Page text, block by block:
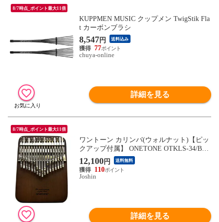
8/7時点_ポイント最大11倍
KUPPMEN MUSIC クップメン TwigStik Fla
t カーボンブラシ
8,547 円 送料込み
77
chuya-online
詳細を見る
8/7時点_ポイント最大11倍
ワントーン カリンバ(ウォルナット)【ピッ
クアップ付属】 ONETONE OTKLS-34/BW
N 【返品種別A】
12,100円 送料無料
110
Joshin
詳細を見る